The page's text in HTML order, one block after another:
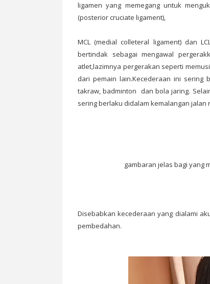
ligamen yang memegang untuk
(posterior cruciate ligament),
MCL (medial colleteral ligament) dan
bertindak sebagai mengawal
atlet,lazimnya pergerakan seperti
dari pemain lain.Kecederaan ini sering
takraw, badminton dan bola jaring.
sering berlaku didalam kemalangan jalan
gambaran jelas bagi yang
Disebabkan kecederaan yang dialami
pembedahan.